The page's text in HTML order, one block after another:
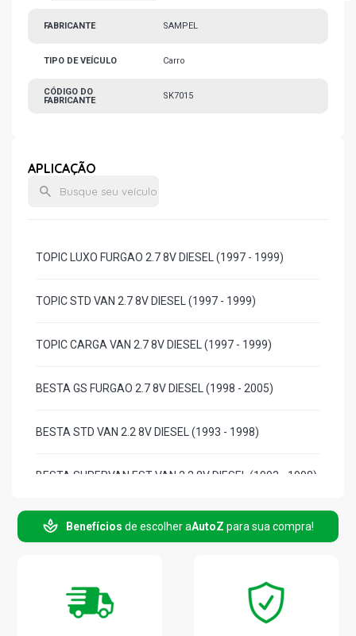
FABRICANTE SAMPEL
TIPO DE VEÍCULO Carro
CÓDIGO DO
FABRICANTE
SK7015
APLICAÇÃO
TOPIC LUXO FURGAO 2.7 8V DIESEL (1997 - 1999)
TOPIC STD VAN 2.7 8V DIESEL (1997 - 1999)
TOPIC CARGA VAN 2.7 8V DIESEL (1997 - 1999)
BESTA GS FURGAO 2.7 8V DIESEL (1998 - 2005)
BESTA STD VAN 2.2 8V DIESEL (1993 - 1998)
BESTA SUPERVAN EST VAN 2.2 8V DIESEL (1993 - 1998)
BESTA SUPERVAN STD VAN 2.2 8V DIESEL (1993 - 1998)
BESTA GS VAN 2.7 8V DIESEL (1993 - 2005)
Benefícios de escolher aAutoZ para sua compra!